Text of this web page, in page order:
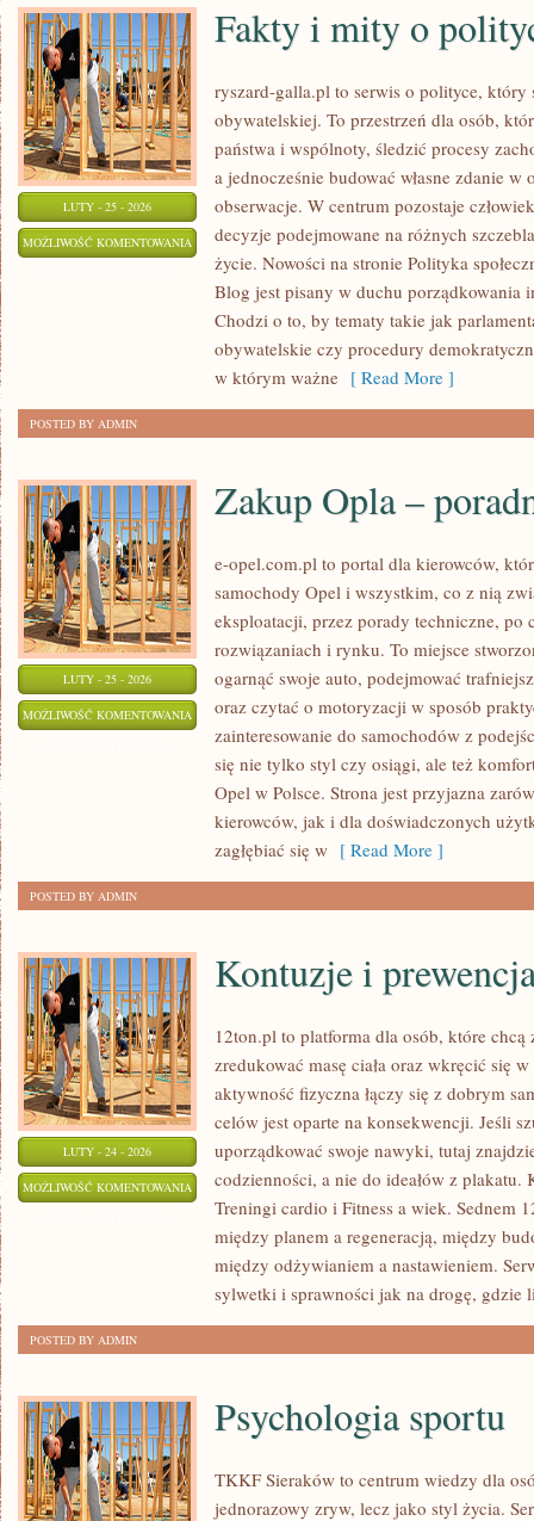
LUTY - 25 - 2026
MOŻLIWOŚĆ KOMENTOWANIA FAKTY
MITY
POLITYCE
Fakty i mity o
ryszard-galla.pl to serwis o polityce, który
obywatelskiej. To przestrzeń dla osób,
państwa i wspólnoty, śledzić procesy
a jednocześnie budować własne zdanie
obserwacje. W centrum pozostaje
decyzje podejmowane na różnych
życie. Nowości na stronie Polityka
Blog jest pisany w duchu porządkowania
Chodzi o to, by tematy takie jak
obywatelskie czy procedury
w którym ważne [ Read More ]
POSTED BY ADMIN
LUTY - 25 - 2026
MOŻLIWOŚĆ KOMENTOWANIA ZAKUP
OPLA
PORADNIK
Zakup Opla –
e-opel.com.pl to portal dla kierowców,
samochody Opel i wszystkim, co z nią
eksploatacji, przez porady techniczne, po
rozwiązaniach i rynku. To miejsce
ogarnąć swoje auto, podejmować
oraz czytać o motoryzacji w sposób
zainteresowanie do samochodów z
się nie tylko styl czy osiągi, ale też
Opel w Polsce. Strona jest przyjazna
kierowców, jak i dla doświadczonych
zagłębiać się w [ Read More ]
POSTED BY ADMIN
LUTY - 24 - 2026
MOŻLIWOŚĆ KOMENTOWANIA KONTUZJE
PREWENCJA
Kontuzje i
12ton.pl to platforma dla osób, które chcą
zredukować masę ciała oraz wkręcić się
aktywność fizyczna łączy się z dobrym
celów jest oparte na konsekwencji. Jeśli
uporządkować swoje nawyki, tutaj
codzienności, a nie do ideałów z plakatu.
Treningi cardio i Fitness a wiek. Sednem
między planem a regeneracją, między
między odżywianiem a nastawieniem.
sylwetki i sprawności jak na drogę, gdzie
POSTED BY ADMIN
Psychologia sportu
TKKF Sieraków to centrum wiedzy dla
jednorazowy zryw, lecz jako styl życia.